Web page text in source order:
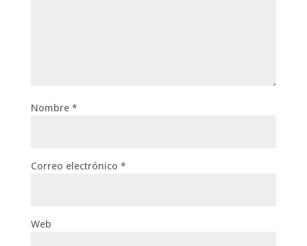
Nombre *
Correo electrónico *
Web